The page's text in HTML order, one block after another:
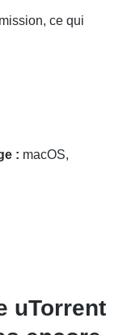
ce qui
: macOS,
uTorrent